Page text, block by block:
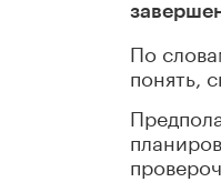
По
понять,